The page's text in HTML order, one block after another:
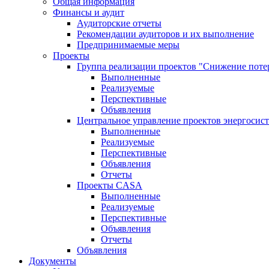
Финансы и аудит
Аудиторские отчеты
Рекомендации аудиторов и их выполнение
Предпринимаемые меры
Проекты
Группа реализации проектов "Снижение
Выполненные
Реализуемые
Перспективные
Объявления
Центральное управление проектов
Выполненные
Реализуемые
Перспективные
Объявления
Отчеты
Проекты CASA
Выполненные
Реализуемые
Перспективные
Объявления
Отчеты
Объявления
Документы